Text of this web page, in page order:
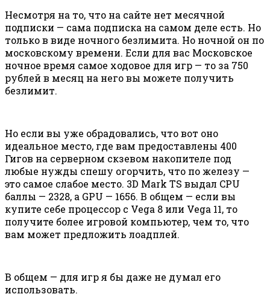
Несмотря на то, что на сайте нет месячной
подписки — сама подписка на самом деле есть. Но
только в виде ночного безлимита. Но ночной он по
московскому времени. Если для вас Московское
ночное время самое ходовое для игр — то за 750
рублей в месяц на него вы можете получить
безлимит.
Но если вы уже обрадовались, что вот оно
идеальное место, где вам предоставлены 400
Гигов на серверном скзевом накопителе под
любые нужды спешу огорчить, что по железу —
это самое слабое место. 3D Mark TS выдал CPU
баллы — 2328, а GPU — 1656. В общем — если вы
купите себе процессор с Vega 8 или Vega 11, то
получите более игровой компьютер, чем то, что
вам может предложить лоадплей.
В общем — для игр я бы даже не думал его
использовать.